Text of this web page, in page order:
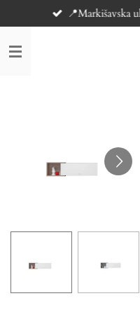
to
main
content
📍Markišavska